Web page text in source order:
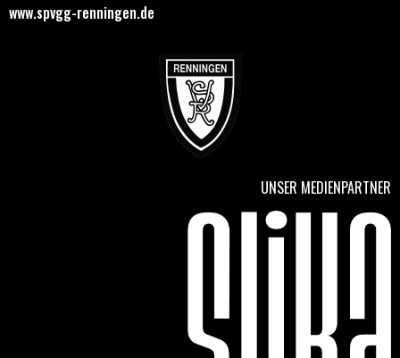
www.spvgg-renningen.de
UNSER MEDIENPARTNER